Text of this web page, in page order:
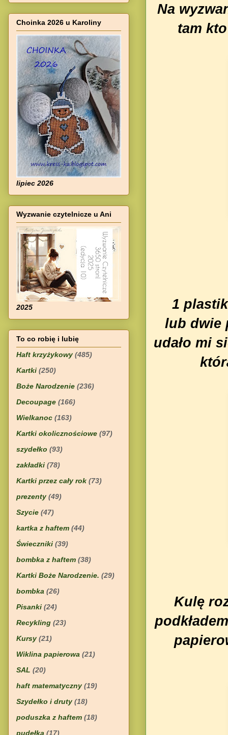
Na
tam
1
lub dwie
udało mi
Kulę
Choinka 2026 u Karoliny
lipiec 2026
Wyzwanie czytelnicze u Ani
2025
To co robię i lubię
Haft krzyżykowy (485)
Kartki (250)
Boże Narodzenie (236)
Decoupage (166)
Wielkanoc (163)
Kartki okolicznościowe (97)
szydełko (93)
zakładki (78)
Kartki przez cały rok (73)
prezenty (49)
Szycie (47)
kartka z haftem (44)
Świeczniki (39)
bombka z haftem (38)
Kartki Boże Narodzenie. (29)
bombka (26)
Pisanki (24)
Recykling (23)
Kursy (21)
Wiklina papierowa (21)
SAL (20)
haft matematyczny (19)
Szydełko i druty (18)
poduszka z haftem (18)
pudełka (17)